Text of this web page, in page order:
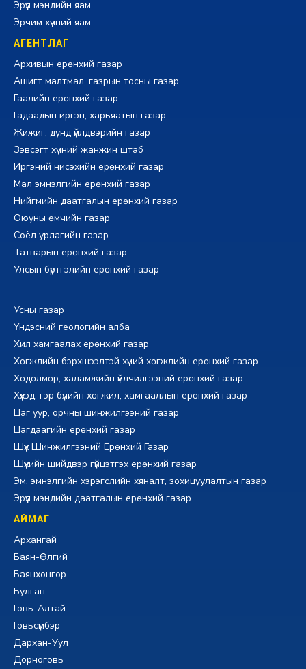
Эрүүл мэндийн яам
Эрчим хүчний яам
АГЕНТЛАГ
Архивын ерөнхий газар
Ашигт малтмал, газрын тосны газар
Гаалийн ерөнхий газар
Гадаадын иргэн, харьяатын газар
Жижиг, дунд үйлдвэрийн газар
Зэвсэгт хүчний жанжин штаб
Иргэний нисэхийн ерөнхий газар
Мал эмнэлгийн ерөнхий газар
Нийгмийн даатгалын ерөнхий газар
Оюуны өмчийн газар
Соёл урлагийн газар
Татварын ерөнхий газар
Улсын бүртгэлийн ерөнхий газар
Усны газар
Үндэсний геологийн алба
Хил хамгаалах ерөнхий газар
Хөгжлийн бэрхшээлтэй хүний хөгжлийн ерөнхий газар
Хөдөлмөр, халамжийн үйлчилгээний ерөнхий газар
Хүүхэд, гэр бүлийн хөгжил, хамгааллын ерөнхий газар
Цаг уур, орчны шинжилгээний газар
Цагдаагийн ерөнхий газар
Шүүх Шинжилгээний Ерөнхий Газар
Шүүхийн шийдвэр гүйцэтгэх ерөнхий газар
Эм, эмнэлгийн хэрэгслийн хяналт, зохицуулалтын газар
Эрүүл мэндийн даатгалын ерөнхий газар
АЙМАГ
Архангай
Баян-Өлгий
Баянхонгор
Булган
Говь-Алтай
Говьсүмбэр
Дархан-Уул
Дорноговь